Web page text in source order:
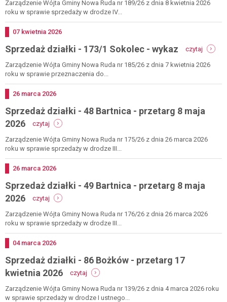
działki
jugów
przetarg
maja
2026
Zarządzenie Wójta Gminy Nowa Ruda nr 189/26 z dnia 8 kwietnia 2026
roku w sprawie sprzedaży w drodze IV...
Dodano
07 kwietnia 2026
Sprzedaż działki - 173/1 Sokolec - wykaz czytaj
działki
wykaz
Zarządzenie Wójta Gminy Nowa Ruda nr 185/26 z dnia 7 kwietnia 2026
roku w sprawie przeznaczenia do...
Dodano
26 marca 2026
Sprzedaż działki - 48 Bartnica - przetarg 8 maja
2026
czytaj
sprzedaż
działki
bartnica
przetarg
maja
2026
Zarządzenie Wójta Gminy Nowa Ruda nr 175/26 z dnia 26 marca 2026
roku w sprawie sprzedaży w drodze III...
Dodano
26 marca 2026
Sprzedaż działki - 49 Bartnica - przetarg 8 maja
2026
czytaj
sprzedaż
działki
bartnica
przetarg
maja
2026
Zarządzenie Wójta Gminy Nowa Ruda nr 176/26 z dnia 26 marca 2026
roku w sprawie sprzedaży w drodze III...
Dodano
04 marca 2026
Sprzedaż działki - 86 Bożków - przetarg 17
kwietnia 2026
czytaj
sprzedaż
działki
-
Zarządzenie Wójta Gminy Nowa Ruda nr 139/26 z dnia 4 marca 2026 roku
w sprawie sprzedaży w drodze I ustnego...